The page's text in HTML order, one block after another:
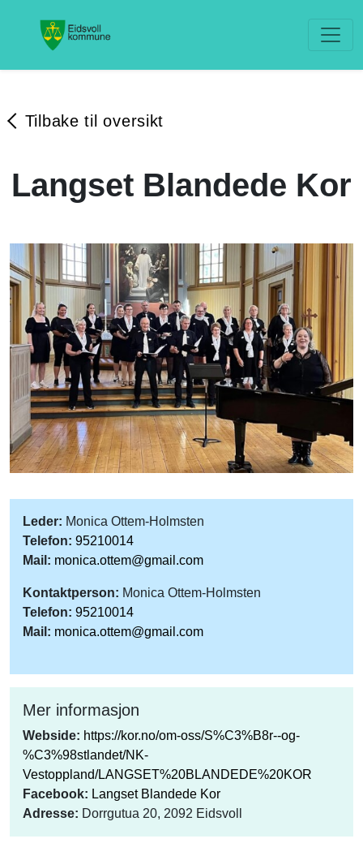
Tilbake til oversikt
Langset Blandede Kor
Leder: Monica Ottem-Holmsten
Telefon: 95210014
Mail: monica.ottem@gmail.com
Kontaktperson: Monica Ottem-Holmsten
Telefon: 95210014
Mail: monica.ottem@gmail.com
Mer informasjon
Webside: https://kor.no/om-oss/S%C3%B8r--og-
%C3%98stlandet/NK-
Vestoppland/LANGSET%20BLANDEDE%20KOR
Facebook: Langset Blandede Kor
Adresse: Dorrgutua 20, 2092 Eidsvoll